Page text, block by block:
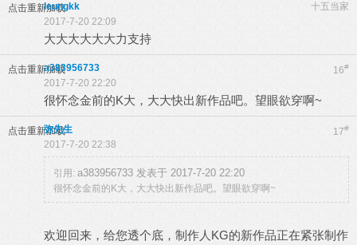
点击重新加载 十五当家
leungkk
2017-7-20 22:09
大大大大大大力支持
点击重新加载 16#
a383956733
2017-7-20 22:20
很怀念金前的K大，大大快出新作品吧。望眼欲穿啊~
点击重新加载 17#
弥先生
2017-7-20 22:38
引用: a383956733 发表于 2017-7-20 22:20
很怀念金前的K大，大大快出新作品吧。望眼欲穿啊~
欢迎回来，给您透个底，制作人KG的新作品正在紧张制作